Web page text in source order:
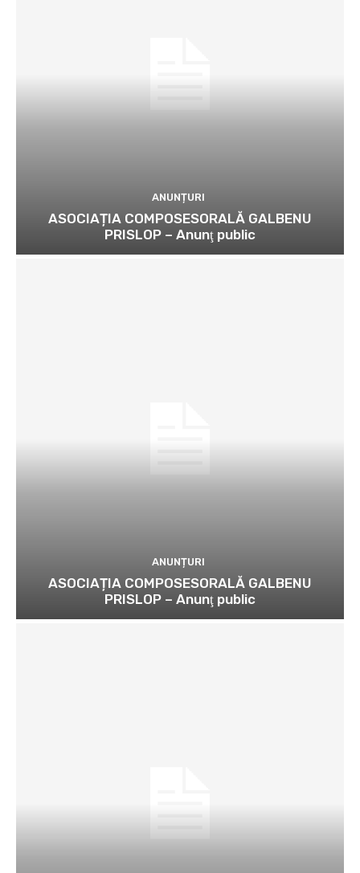
ANUNȚURI
ASOCIAȚIA COMPOSESORALĂ GALBENU
PRISLOP – Anunţ public
ANUNȚURI
ASOCIAȚIA COMPOSESORALĂ GALBENU
PRISLOP – Anunţ public